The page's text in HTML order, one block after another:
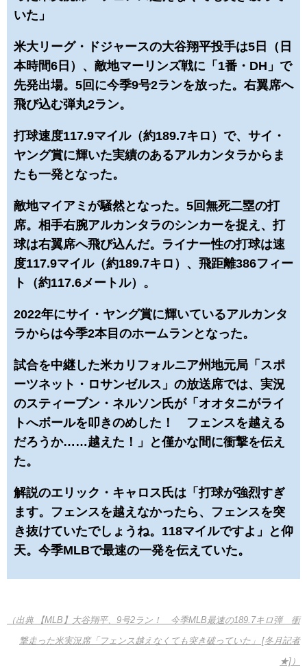
いた」
米大リーグ・ドジャースの大谷翔平投手は5日（日
本時間6日）、敵地マーリンズ戦に「1番・DH」で
先発出場。5回に今季9号2ランを放った。右翼席へ
飛び込む弾丸2ラン。
打球速度117.9マイル（約189.7キロ）で、サイ・
ヤング賞に輝いた実績のあるアルカンタラからま
たも一発となった。
敵地マイアミが騒然となった。5回無死二塁の打
席。相手右腕アルカンタラのシンカーを捉え、打
球は右翼席へ飛び込んだ。ライナー性の打球は速
度117.9マイル（約189.7キロ）、飛距離386フィー
ト（約117.6メートル）。
2022年にサイ・ヤング賞に輝いているアルカンタ
ラからは今季2本目のホームランとなった。
試合を中継した米カリフォルニア州地元局「スポ
ーツネット・ロサンゼルス」の放送席では、実況
のスティーブン・ネルソン氏が「オオタニがライ
トへボールを叩きのめした！ フェンスを越える
だろうか……越えた！」と僅かな間に衝撃を伝え
た。
解説のエリック・キャロス氏は「打球が強烈すぎ
ます。フェンスを越えなかったら、フェンスを突
き抜けていたでしょうね。118マイルですよ」と仰
天。今季MLBで最速の一発を伝えていた。
（出典 【MLB】大谷翔平、9号2ラン！ 今季MLB最速の189.7キロ弾 衝
撃走った米実況席「フェンス越えなくても突き破っていた」 [冬月記者
★]）